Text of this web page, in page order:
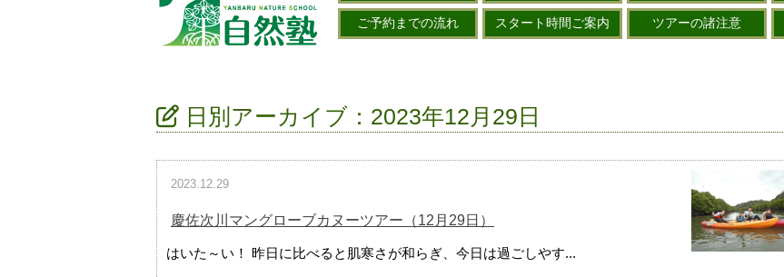
ご予約までの流れ スタート時間ご案内 ツアーの諸注意
日別アーカイブ：2023年12月29日
2023.12.29
慶佐次川マングローブカヌーツアー（12月29日）
はいた～い！ 昨日に比べると肌寒さが和らぎ、今日は過ごしやす...